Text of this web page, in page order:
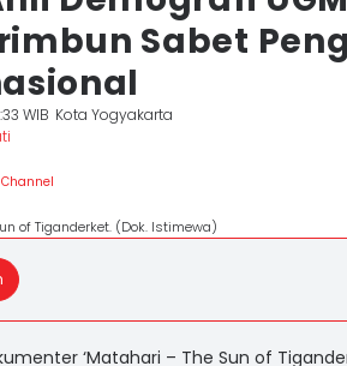
Sabet
WIB Kota Yogyakarta
Channel
of Tiganderket. (Dok. Istimewa)
‘Matahari – The Sun of